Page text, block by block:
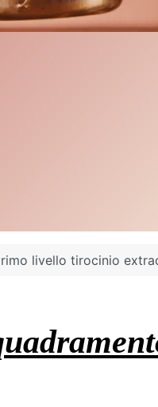
livello tirocinio